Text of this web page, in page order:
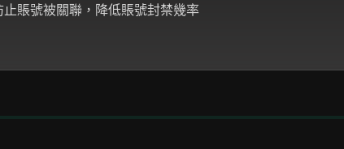
賬號被關聯，降低賬號封禁幾率